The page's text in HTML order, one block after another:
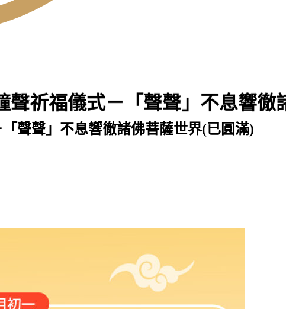
聲祈福儀式－「聲聲」不息響徹
聲聲」不息響徹諸佛菩薩世界(已圓滿)